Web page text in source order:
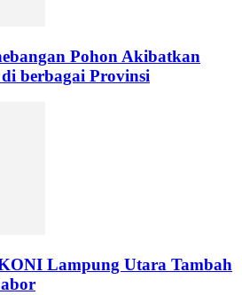
Pohon Akibatkan
berbagai Provinsi
Lampung Utara Tambah